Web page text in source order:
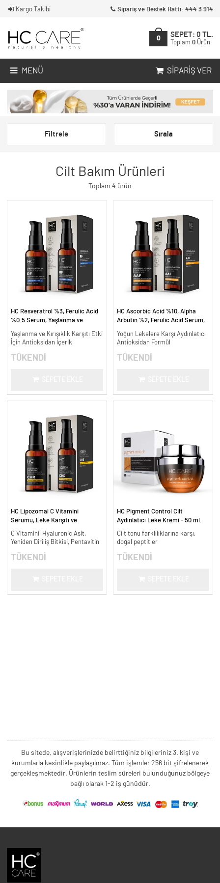
Kargo Takibi Sipariş ve Destek Hattı: 444 3 914
0
SEPET: 0 TL.
Toplam 0 Ürün
MENÜ SIPARIŞ VER
Filtrele Sırala
Cilt Bakım Ürünleri
Toplam 4 ürün
HC Resveratrol %3, Ferulic Acid
%0.5 Serum, Yaşlanma ve
Yaşlanma ve Kırışıklık Karşıtı Etki
İçin Antioksidan İçerik
TÜKENDİ
HC Ascorbic Acid %10, Alpha
Arbutin %2, Ferulic Acid Serum,
ml.
Yoğun Lekelere Karşı Aydınlatıcı
Antioksidan Formül
TÜKENDİ
HC Lipozomal C Vitamini
Serumu, Leke Karşıtı ve
C Vitamini, Hyaluronic Asit,
Yeniden Diriliş Bitkisi, Pentavitin
TÜKENDİ
HC Pigment Control Cilt
Aydınlatıcı Leke Kremi - 50 ml.
Cilt tonu farklılıklarına karşı,
doğal peptitler
TÜKENDİ
Bu sitede, alışverişlerinizde belirttiğiniz bilgileriniz 3. kişi ve
kurumlarla kesinlikle paylaşılmaz. Tüm işlemler 256 bit şifrelenerek
gerçekleşmektedir. Ürünlerin teslim süreleri bulunduğunuz bölgeye
bağlı olarak 1-2 iş günüdür.